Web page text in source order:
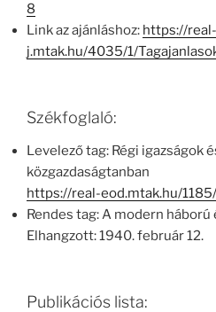
8
Link az ajánláshoz: https://real-
j.mtak.hu/4035/1/
Székfoglaló:
Levelező tag: Régi igazságok
közgazdaságtanban
https://real-eod.mtak.hu/1185/
Rendes tag: A modern háború
Elhangzott: 1940. február 12.
Publikációs lista: